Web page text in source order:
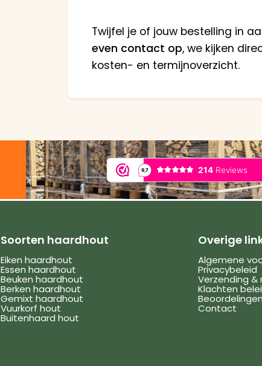
Twijfel je of jouw bestelling in
even contact op, we kijken
kosten- en termijnoverzicht.
Soorten haardhout
Eiken haardhout
Essen haardhout
Beuken haardhout
Berken haardhout
Gemixt haardhout
Vuurkorf hout
Buitenhaard hout
Overige
Algemene
Privacybeleid
Verzending &
Klachten
Beoordelingen
Contact